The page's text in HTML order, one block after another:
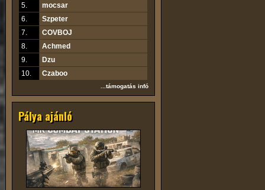
5.
mocsar
6.
Szpeter
7.
COVBOJ
8.
Achmed
9.
Dzu
10.
Czaboo
...támogatás infó
Pálya ajánló